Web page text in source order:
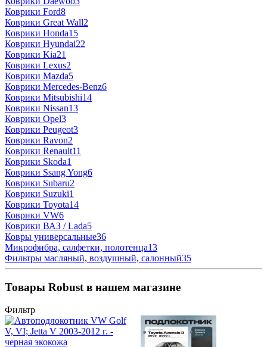
Коврики Ford8
Коврики Great Wall2
Коврики Honda15
Коврики Hyundai22
Коврики Kia21
Коврики Lexus2
Коврики Mazda5
Коврики Mercedes-Benz6
Коврики Mitsubishi14
Коврики Nissan13
Коврики Opel3
Коврики Peugeot3
Коврики Ravon2
Коврики Renault11
Коврики Skoda1
Коврики Ssang Yong6
Коврики Subaru2
Коврики Suzuki1
Коврики Toyota14
Коврики VW6
Коврики ВАЗ / Lada5
Ковры универсальные36
Микрофибра, салфетки, полотенца13
Фильтры масляный, воздушный, салонный35
Товары Robust в нашем магазине
Фильтр